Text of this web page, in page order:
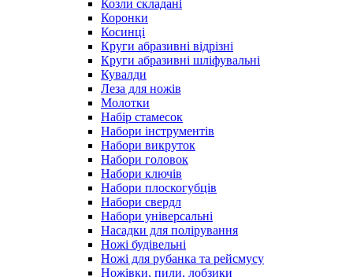
Козли складані
Коронки
Косинці
Круги абразивні відрізні
Круги абразивні шліфувальні
Кувалди
Леза для ножів
Молотки
Набір стамесок
Набори інструментів
Набори викруток
Набори головок
Набори ключів
Набори плоскогубців
Набори свердл
Набори універсальні
Насадки для полірування
Ножі будівельні
Ножі для рубанка та рейсмусу
Ножівки, пили, лобзики